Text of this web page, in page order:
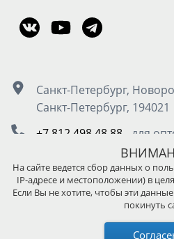
Санкт-Петербург,
Санкт-Петербург, 194021
+7 812 498 48 88 - для
- для
Москва, Остаповский
- для
8 800 511 13 36- для
На сайте ведется сбор данных о
IP-адресе и местоположении) в
Если Вы не хотите, чтобы эти
покинуть